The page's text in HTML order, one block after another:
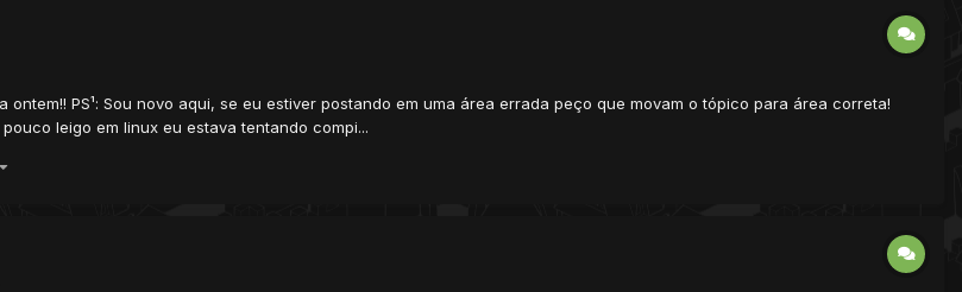
PS¹: Sou novo aqui, se eu estiver postando em uma área errada peço que movam o tópico para área correta!
leigo em linux eu estava tentando compi...